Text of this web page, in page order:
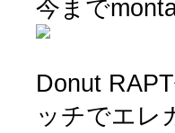
今まで
Donut
ッチでエレ